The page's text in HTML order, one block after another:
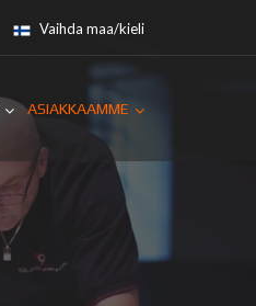
Vaihda maa/kieli
ASIAKKAAMME